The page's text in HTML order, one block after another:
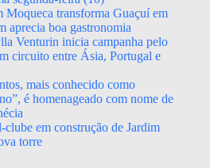
Moqueca transforma Guaçuí em
aprecia boa gastronomia
Venturin inicia campanha pelo
circuito entre Ásia, Portugal e
mais conhecido como
é homenageado com nome de
em construção de Jardim
torre